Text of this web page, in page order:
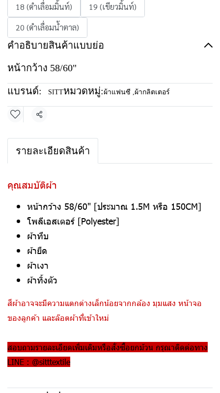
18 (ดำเลื่อมมิ้นท์)
19 (เขียวมิ้นท์)
20 (ดำเลื่อมน้ำตาล)
คำอธิบายสินค้าแบบย่อ
หน้ากว้าง 58/60"
แบรนด์: SITTหมวดหมู่: ผ้าแฟนซี ,ผ้ากลิตเตอร์
แชร์
รายละเอียดสินค้า
คุณสมบัติผ้า
หน้ากว้าง 58/60" [ประมาณ 1.5M หรือ 150CM]
โพลีเอสเตอร์ [Polyester]
ผ้าทึบ
ผ้ายืด
ผ้าเงา
ผ้าทิ้งตัว
สีผ้าอาจจะมีความแตกต่างเล็กน้อยจากกล้อง มุมแสง หน้าจอ
ของลูกค้า และล๊อตผ้าที่เข้าใหม่
สอบถามรายละเอียดเพิ่มเติมหรือสั่งซื้อยกม้วน กรุณาติดต่อทาง
LINE : @sitttextile